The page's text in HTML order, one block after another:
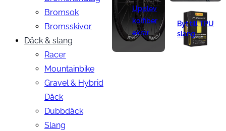
Bromsok
Bromsskivor
Däck & slang
Racer
Mountainbike
Gravel & Hybrid
Däck
Dubbdäck
Slang
Upplev
kolfiber
ekrar
Byt till TPU
slang